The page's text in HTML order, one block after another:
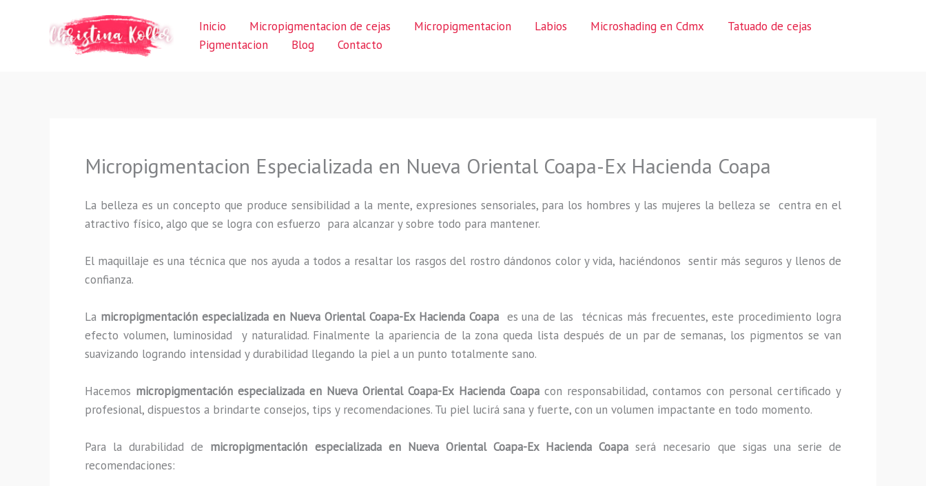
Inicio Micropigmentacion de cejas Micropigmentacion Labios Microshading en Cdmx
Tatuado de cejas
Pigmentacion
Blog Contacto
Micropigmentacion Especializada en Nueva Oriental Coapa-Ex Hacienda Coapa
La belleza es un concepto que produce sensibilidad a la mente, expresiones sensoriales, para los hombres y las mujeres la belleza se centra en el
atractivo físico, algo que se logra con esfuerzo para alcanzar y sobre todo para mantener.
El maquillaje es una técnica que nos ayuda a todos a resaltar los rasgos del rostro dándonos color y vida, haciéndonos sentir más seguros y llenos de
confianza.
La micropigmentación especializada en Nueva Oriental Coapa-Ex Hacienda Coapa es una de las técnicas más frecuentes, este procedimiento logra
efecto volumen, luminosidad y naturalidad. Finalmente la apariencia de la zona queda lista después de un par de semanas, los pigmentos se van
suavizando logrando intensidad y durabilidad llegando la piel a un punto totalmente sano.
Hacemos micropigmentación especializada en Nueva Oriental Coapa-Ex Hacienda Coapacon responsabilidad, contamos con personal certificado y
profesional, dispuestos a brindarte consejos, tips y recomendaciones. Tu piel lucirá sana y fuerte, con un volumen impactante en todo momento.
Para la durabilidad de micropigmentación especializadaen Nueva Oriental Coapa-Ex Hacienda Coapaserá necesario que sigas una serie de
recomendaciones: